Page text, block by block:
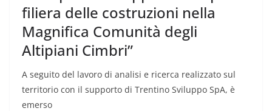
filiera delle costruzioni nella
Magnifica Comunità degli
Altipiani Cimbri”
A seguito del lavoro di analisi e ricerca realizzato sul
territorio con il supporto di Trentino Sviluppo SpA, è
emerso